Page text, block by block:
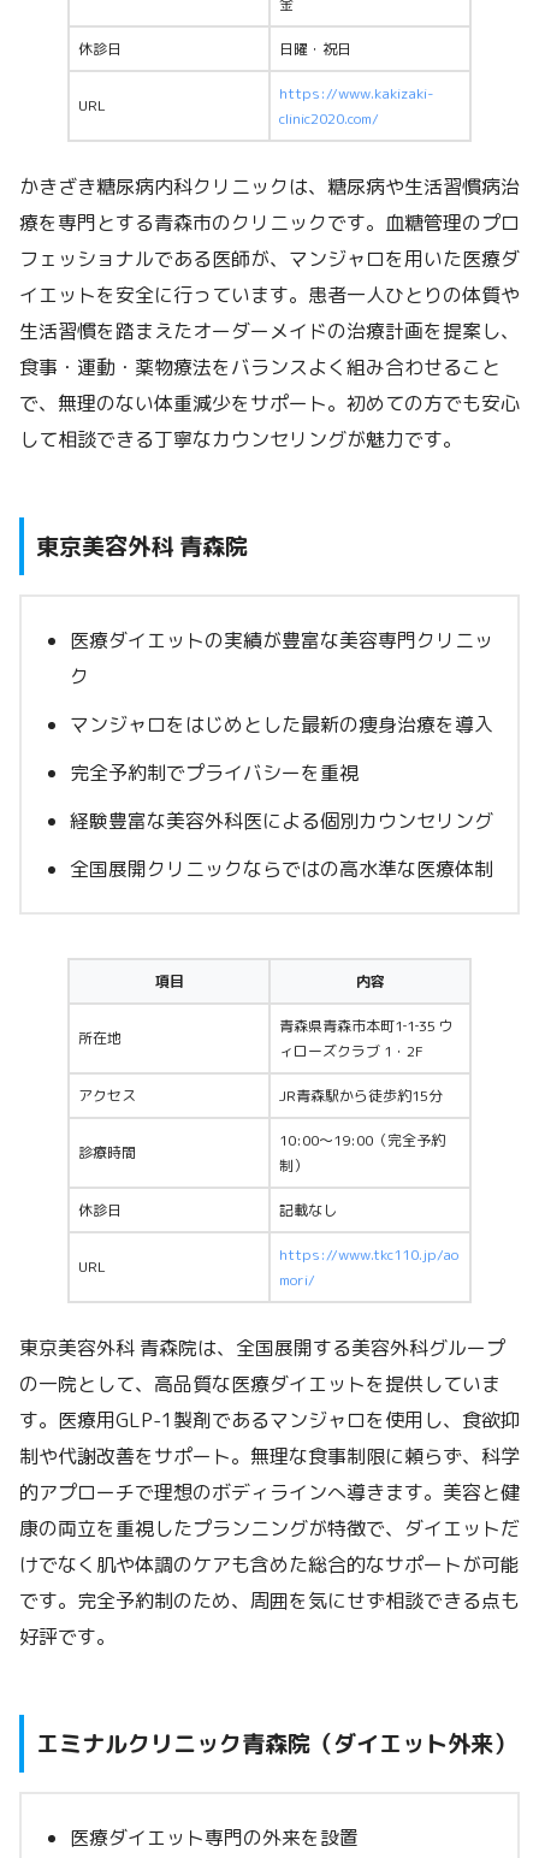
休診日 日曜・祝日
URL
https://www.kakizaki-
clinic2020.com/
かきざき糖尿病内科クリニックは、糖尿病や生活習慣病治
療を専門とする青森市のクリニックです。血糖管理のプロ
フェッショナルである医師が、マンジャロを用いた医療ダ
イエットを安全に行っています。患者一人ひとりの体質や
生活習慣を踏まえたオーダーメイドの治療計画を提案し、
食事・運動・薬物療法をバランスよく組み合わせること
で、無理のない体重減少をサポート。初めての方でも安心
して相談できる丁寧なカウンセリングが魅力です。
東京美容外科 青森院
医療ダイエットの実績が豊富な美容専門クリニッ
ク
マンジャロをはじめとした最新の痩身治療を導入
完全予約制でプライバシーを重視
経験豊富な美容外科医による個別カウンセリング
全国展開クリニックならではの高水準な医療体制
項目 内容
所在地
青森県青森市本町1‐1‐35 ウ
ィローズクラブ 1・2F
アクセス JR青森駅から徒歩約15分
診療時間
10:00〜19:00（完全予約
制）
休診日 記載なし
URL
https://www.tkc110.jp/ao
mori/
東京美容外科 青森院は、全国展開する美容外科グループ
の一院として、高品質な医療ダイエットを提供していま
す。医療用GLP-1製剤であるマンジャロを使用し、食欲抑
制や代謝改善をサポート。無理な食事制限に頼らず、科学
的アプローチで理想のボディラインへ導きます。美容と健
康の両立を重視したプランニングが特徴で、ダイエットだ
けでなく肌や体調のケアも含めた総合的なサポートが可能
です。完全予約制のため、周囲を気にせず相談できる点も
好評です。
エミナルクリニック青森院（ダイエット外来）
医療ダイエット専門の外来を設置